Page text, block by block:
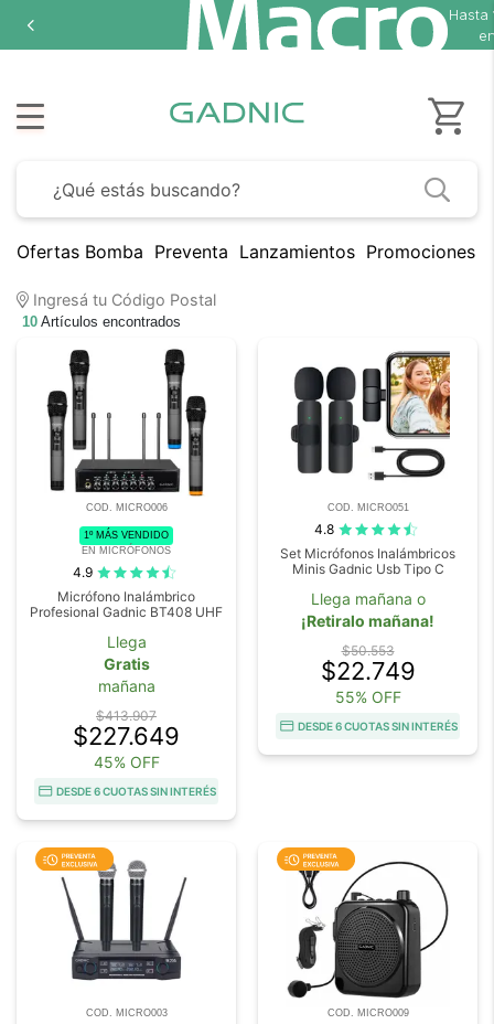
Hasta
Ofertas Bomba Preventa Lanzamientos Promociones
Ingresá tu Código Postal
10 Artículos encontrados
COD. MICRO006
1º MÁS VENDIDO
EN MICRÓFONOS
4.9
Micrófono Inalámbrico
Profesional Gadnic BT408 UHF
Llega
Gratis
mañana
$413.907
$227.649
45% OFF
DESDE 6 CUOTAS SIN INTERÉS
COD. MICRO051
4.8
Set Micrófonos Inalámbricos
Minis Gadnic Usb Tipo C
Llega mañana o
¡Retiralo mañana!
$50.553
$22.749
55% OFF
DESDE 6 CUOTAS SIN INTERÉS
COD. MICRO003 COD. MICRO009